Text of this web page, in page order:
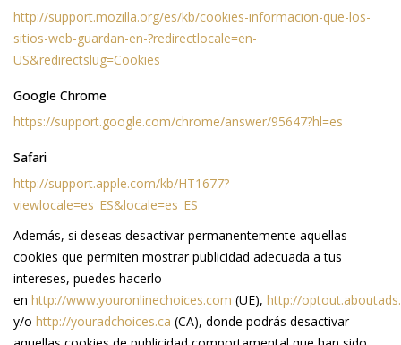
http://support.mozilla.org/es/kb/cookies-informacion-que-los-
sitios-web-guardan-en-?redirectlocale=en-
US&redirectslug=Cookies
Google Chrome
https://support.google.com/chrome/answer/95647?hl=es
Safari
http://support.apple.com/kb/HT1677?
viewlocale=es_ES&locale=es_ES
Además, si deseas desactivar permanentemente aquellas
cookies que permiten mostrar publicidad adecuada a tus
intereses, puedes hacerlo
en http://www.youronlinechoices.com (UE), http://
y/o http://youradchoices.ca (CA), donde podrás desactivar